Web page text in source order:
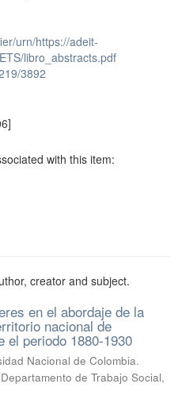
urn/https://adeit-
libro_abstracts.pdf
3892
with this item:
creator and subject.
en el abordaje de la
nacional de
el periodo 1880-1930
Nacional de Colombia.
de Trabajo Social,